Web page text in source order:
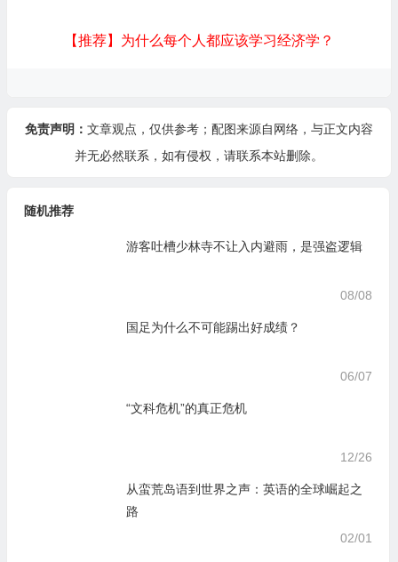
【推荐】为什么每个人都应该学习经济学？
免责声明： 文章观点，仅供参考；配图来源自网络，与正文内容
并无必然联系，如有侵权，请联系本站删除。
随机推荐
游客吐槽少林寺不让入内避雨，是强盗逻辑
08/08
国足为什么不可能踢出好成绩？
06/07
“文科危机”的真正危机
12/26
从蛮荒岛语到世界之声：英语的全球崛起之
路
02/01